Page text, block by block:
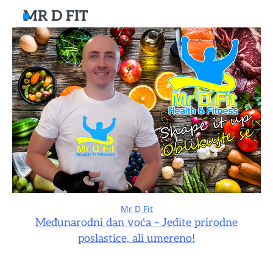
MR D FIT
Mr D Fit
Međunarodni dan voća – Jedite prirodne
poslastice, ali umereno!